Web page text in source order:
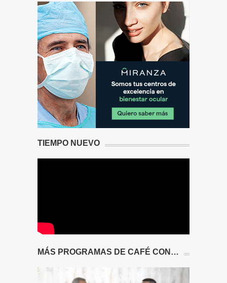
TIEMPO NUEVO
MÁS PROGRAMAS DE CAFÉ CON…